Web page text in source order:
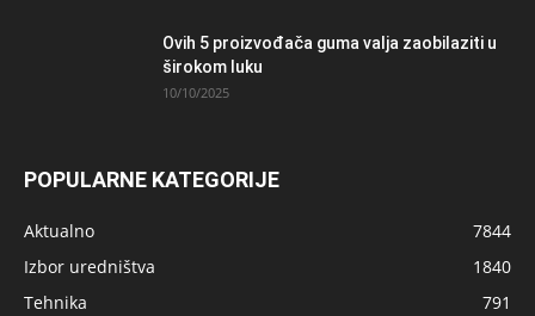
Ovih 5 proizvođača guma valja zaobilaziti u
širokom luku
10/10/2025
POPULARNE KATEGORIJE
Aktualno
7844
Izbor uredništva
1840
Tehnika
791